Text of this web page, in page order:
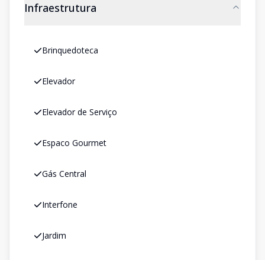
Infraestrutura
Brinquedoteca
Elevador
Elevador de Serviço
Espaco Gourmet
Gás Central
Interfone
Jardim